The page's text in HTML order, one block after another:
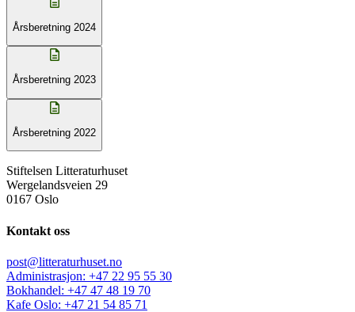
Årsberetning 2024
Årsberetning 2023
Årsberetning 2022
Stiftelsen Litteraturhuset
Wergelandsveien 29
0167 Oslo
Kontakt oss
post@litteraturhuset.no
Administrasjon: +47 22 95 55 30
Bokhandel: +47 47 48 19 70
Kafe Oslo: +47 21 54 85 71